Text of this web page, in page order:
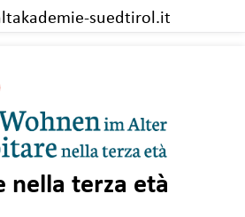
suedtirol.it
nella terza età